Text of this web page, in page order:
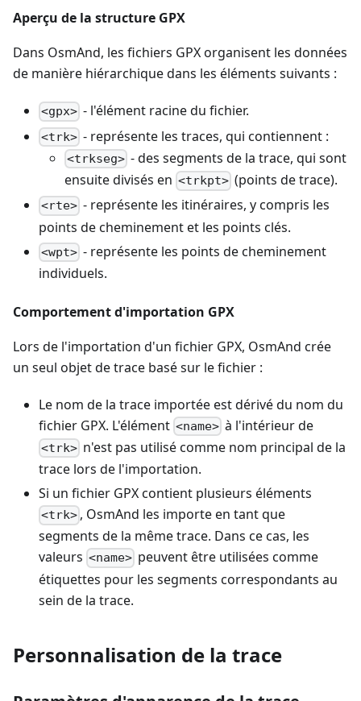
Aperçu de la structure GPX
Dans OsmAnd, les fichiers GPX organisent les données
de manière hiérarchique dans les éléments suivants :
<gpx> - l'élément racine du fichier.
<trk> - représente les traces, qui contiennent :
<trkseg> - des segments de la trace, qui sont
ensuite divisés en <trkpt> (points de trace).
<rte> - représente les itinéraires, y compris les
points de cheminement et les points clés.
<wpt> - représente les points de cheminement
individuels.
Comportement d'importation GPX
Lors de l'importation d'un fichier GPX, OsmAnd crée
un seul objet de trace basé sur le fichier :
Le nom de la trace importée est dérivé du nom du
fichier GPX. L'élément <name> à l'intérieur de
<trk> n'est pas utilisé comme nom principal de la
trace lors de l'importation.
Si un fichier GPX contient plusieurs éléments
<trk> , OsmAnd les importe en tant que
segments de la même trace. Dans ce cas, les
valeurs <name> peuvent être utilisées comme
étiquettes pour les segments correspondants au
sein de la trace.
Personnalisation de la trace